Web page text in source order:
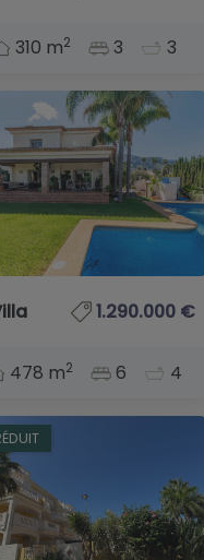
310 m2 3 3
1.290.000 €
478 m2 6 4